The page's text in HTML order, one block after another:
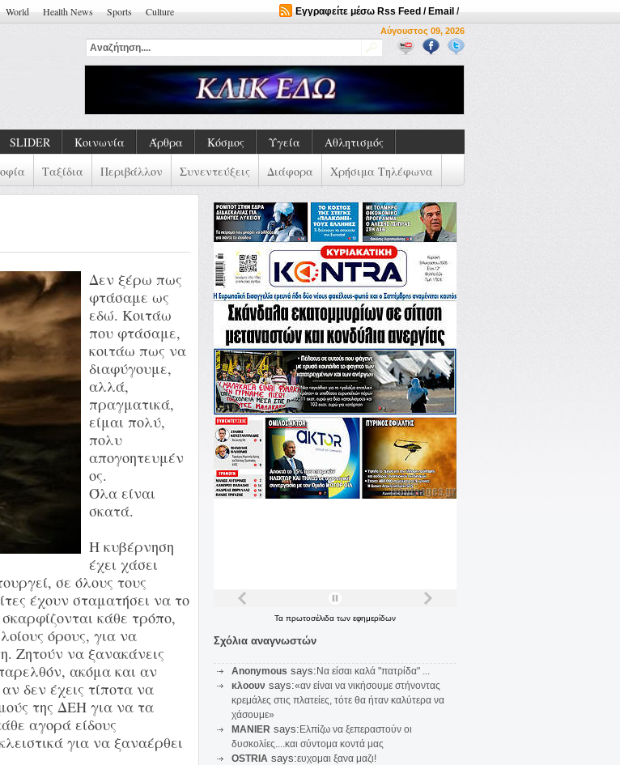
World Health News Sports Culture Εγγραφείτε μέσω Rss Feed / Email /
Αύγουστος 09, 2026
SLIDER Κοινωνία Άρθρα Κόσμος Υγεία
Αθλητισμός
Ταξίδια Περιβάλλον Συνεντεύξεις Διάφορα Χρήσιμα Τηλέφωνα
Δεν ξέρω πως
φτάσαμε ως
εδώ. Κοιτάω
που φτάσαμε,
κοιτάω πως να
διαφύγουμε,
αλλά,
πραγματικά,
είμαι πολύ,
πολυ
απογοητευμέν
ος.
Όλα είναι
σκατά.
Η κυβέρνηση
έχει χάσει
σε όλους τους
έχουν σταματήσει να το
κάθε τρόπο,
όρους, για να
Ζητούν να ξανακάνεις
ακόμα και αν
δεν έχεις τίποτα να
της ΔΕΗ για να τα
αγορά είδους
για να ξαναέρθει
Τα πρωτοσέλιδα των εφημερίδων
Σχόλια αναγνωστών
Anonymous says: Να είσαι καλά "πατρίδα" ...
κλοουν says:«αν είναι να νικήσουμε στήνοντας
κρεμάλες στις πλατείες, τότε θα ήταν καλύτερα να
χάσουμε»
MANIER says: Ελπίζω να ξεπεραστούν οι
δυσκολίες....και σύντομα κοντά μας
OSTRIA says:ευχομαι ξανα μαζι!